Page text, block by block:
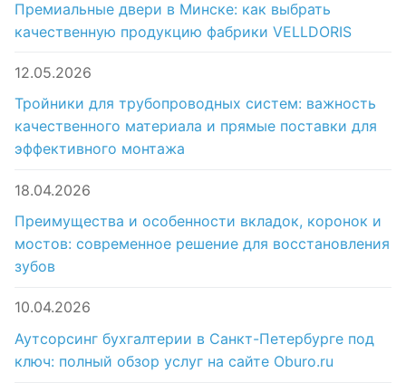
Премиальные двери в Минске: как выбрать
качественную продукцию фабрики VELLDORIS
12.05.2026
Тройники для трубопроводных систем: важность
качественного материала и прямые поставки для
эффективного монтажа
18.04.2026
Преимущества и особенности вкладок, коронок и
мостов: современное решение для восстановления
зубов
10.04.2026
Аутсорсинг бухгалтерии в Санкт-Петербурге под
ключ: полный обзор услуг на сайте Oburo.ru